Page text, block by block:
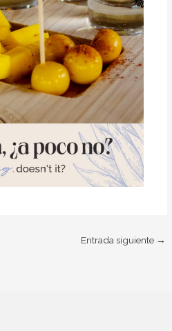
Entrada siguiente →